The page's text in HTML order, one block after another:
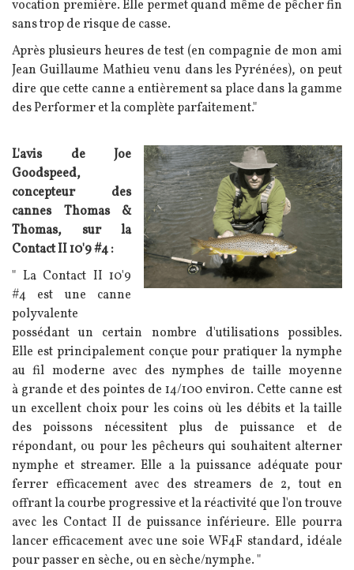
vocation première. Elle permet quand même de pêcher fin
sans trop de risque de casse.
Après plusieurs heures de test (en compagnie de mon ami
Jean Guillaume Mathieu venu dans les Pyrénées), on peut
dire que cette canne a entièrement sa place dans la gamme
des Performer et la complète parfaitement."
Image
Texte
L'avis de Joe
Goodspeed,
concepteur des
cannes Thomas &
Thomas, sur la
Contact II 10'9 #4 :
" La Contact II 10'9
#4 est une canne
polyvalente
possédant un certain nombre d'utilisations possibles.
Elle est principalement conçue pour pratiquer la nymphe
au fil moderne avec des nymphes de taille moyenne
à grande et des pointes de 14/100 environ. Cette canne est
un excellent choix pour les coins où les débits et la taille
des poissons nécessitent plus de puissance et de
répondant, ou pour les pêcheurs qui souhaitent alterner
nymphe et streamer. Elle a la puissance adéquate pour
ferrer efficacement avec des streamers de 2, tout en
offrant la courbe progressive et la réactivité que l'on trouve
avec les Contact II de puissance inférieure. Elle pourra
lancer efficacement avec une soie WF4F standard, idéale
pour passer en sèche, ou en sèche/nymphe. "